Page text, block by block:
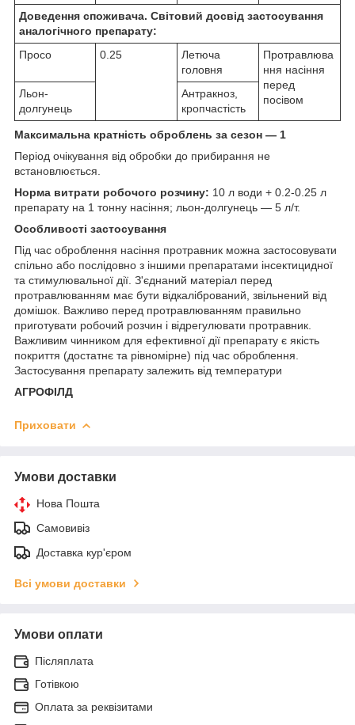
Доведення споживача. Світовий досвід застосування
аналогічного препарату:
Просо
0.25
Летюча
головня
Протравлюва
ння насіння
перед
посівом
Льон-
долгунець
Антракноз,
кропчастість
Максимальна кратність оброблень за сезон — 1
Період очікування від обробки до прибирання не
встановлюється.
Норма витрати робочого розчину: 10 л води + 0.2-0.25 л
препарату на 1 тонну насіння; льон-долгунець — 5 л/т.
Особливості застосування
Під час оброблення насіння протравник можна застосовувати
спільно або послідовно з іншими препаратами інсектицидної
та стимулювальної дії. З'єднаний матеріал перед
протравлюванням має бути відкалібрований, звільнений від
домішок. Важливо перед протравлюванням правильно
приготувати робочий розчин і відрегулювати протравник.
Важливим чинником для ефективної дії препарату є якість
покриття (достатнє та рівномірне) під час оброблення.
Застосування препарату залежить від температури
АГРОФІЛД
Приховати
Умови доставки
Нова Пошта
Самовивіз
Доставка кур'єром
Всі умови доставки
Умови оплати
Післяплата
Готівкою
Оплата за реквізитами